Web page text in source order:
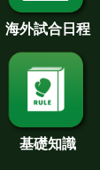
海外試合日程
基礎知識